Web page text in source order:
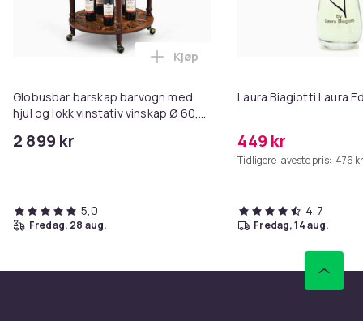
Globusbar barskap barvogn med
hjul og lokk vinstativ vinskap Ø 60,5
2 899 kr
Legg Globusbar barskap
Kjøp
5,0
fredag, 28 aug.
Laura Biagiotti Laura
449 kr
Tidligere laveste pris: 476
4,7
fredag, 14 aug.